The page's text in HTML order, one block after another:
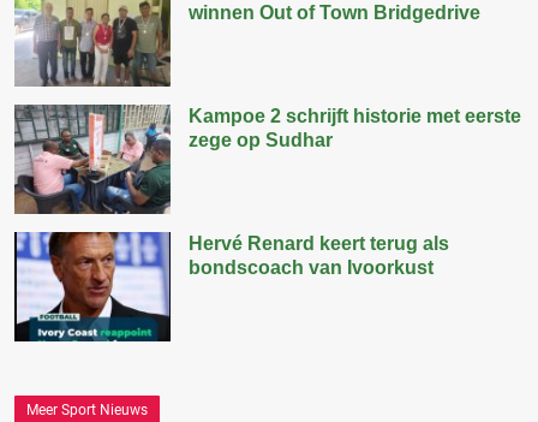
winnen Out of Town Bridgedrive
Kampoe 2 schrijft historie met eerste
zege op Sudhar
Hervé Renard keert terug als
bondscoach van Ivoorkust
Meer Sport Nieuws